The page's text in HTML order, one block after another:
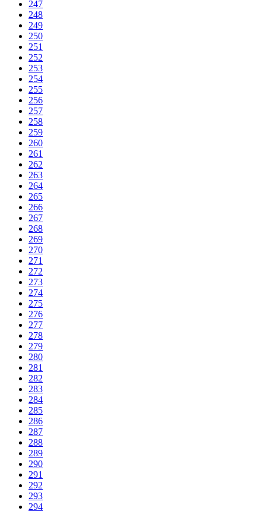
247
248
249
250
251
252
253
254
255
256
257
258
259
260
261
262
263
264
265
266
267
268
269
270
271
272
273
274
275
276
277
278
279
280
281
282
283
284
285
286
287
288
289
290
291
292
293
294